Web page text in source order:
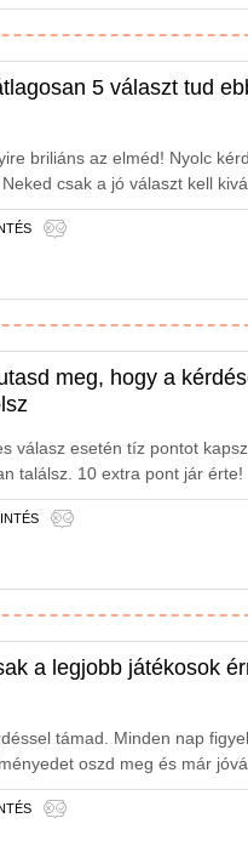
5 választ tud
briliáns az elméd! Nyolc
csak a jó választ kell
meg, hogy a
válasz esetén tíz pontot
találsz. 10 extra pont jár érte!
a legjobb játékosok
támad. Minden nap
oszd meg és már